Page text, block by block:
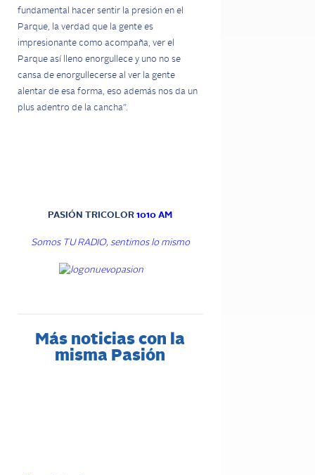
fundamental hacer sentir la presión en el
Parque, la verdad que la gente es
impresionante como acompaña, ver el
Parque así lleno enorgullece y uno no se
cansa de enorgullecerse al ver la gente
alentar de esa forma, eso además nos da un
plus adentro de la cancha”.
PASIÓN TRICOLOR1010 AM
Somos TU RADIO, sentimos lo mismo
Más noticias con la
misma Pasión